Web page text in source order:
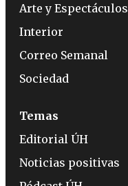
Arte y Espectáculos
Interior
Correo Semanal
Sociedad
Temas
Editorial ÚH
Noticias positivas